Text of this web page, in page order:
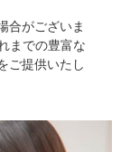
合がございま
までの豊富な
ご提供いたし